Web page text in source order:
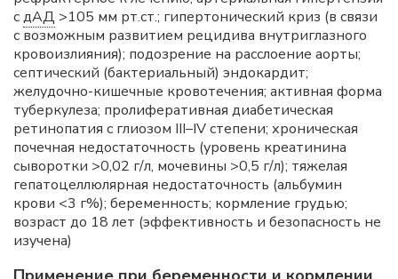
сдАД >105 мм рт.ст.; гипертонический криз (в связи
с возможным развитием рецидива внутриглазного
кровоизлияния); подозрение на расслоение аорты;
септический (бактериальный) эндокардит;
желудочно-кишечные кровотечения; активная форма
туберкулеза; пролиферативная диабетическая
ретинопатия с глиозом III–IV степени; хроническая
почечная недостаточность (уровень креатинина
сыворотки >0,02 г/л, мочевины >0,5 г/л); тяжелая
гепатоцеллюлярная недостаточность (альбумин
крови <3 г%); беременность; кормление грудью;
возраст до 18 лет (эффективность и безопасность не
изучена)